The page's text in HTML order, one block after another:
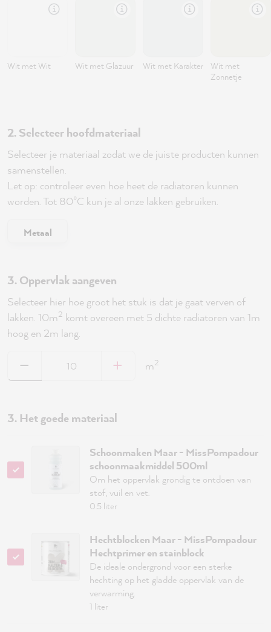
Wit met Wit Wit met Glazuur Wit met Karakter
Wit met
Zonnetje
2. Selecteer hoofdmateriaal
Selecteer je materiaal zodat we de juiste producten kunnen
samenstellen.
Let op: controleer even hoe heet de radiatoren kunnen
worden. Tot 80°C kun je al onze lakken gebruiken.
Metaal
3. Oppervlak aangeven
Selecteer hier hoe groot het stuk is dat je gaat verven of
lakken. 10m2 komt overeen met 5 dichte radiatoren van 1m
hoog en 2m lang.
m2
3. Het goede materiaal
Schoonmaken Maar - MissPompadour
schoonmaakmiddel 500ml
Om het oppervlak grondig te ontdoen van
stof, vuil en vet.
0.5 liter
Hechtblocken Maar - MissPompadour
Hechtprimer en stainblock
De ideale ondergrond voor een sterke
hechting op het gladde oppervlak van de
verwarming.
1 liter